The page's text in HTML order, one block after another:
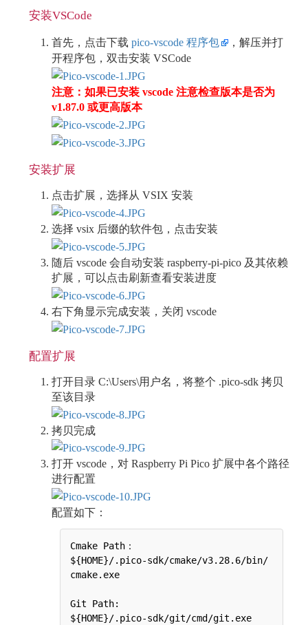
安装VSCode
首先，点击下载pico-vscode 程序包
，解压并打
开程序包，双击安装 VSCode
注意：如果已安装 vscode 注意检查版本是否为
v1.87.0 或更高版本
安装扩展
点击扩展，选择从 VSIX 安装
选择 vsix 后缀的软件包，点击安装
随后 vscode 会自动安装 raspberry-pi-pico 及其依赖
扩展，可以点击刷新查看安装进度
右下角显示完成安装，关闭 vscode
配置扩展
打开目录 C:\Users\用户名，将整个 .pico-sdk 拷贝
至该目录
拷贝完成
打开 vscode，对 Raspberry Pi Pico 扩展中各个路径
进行配置
配置如下：
Cmake Path：
${HOME}/.pico-sdk/cmake/v3.28.6/bin/
cmake.exe
Git Path:
${HOME}/.pico-sdk/git/cmd/git.exe